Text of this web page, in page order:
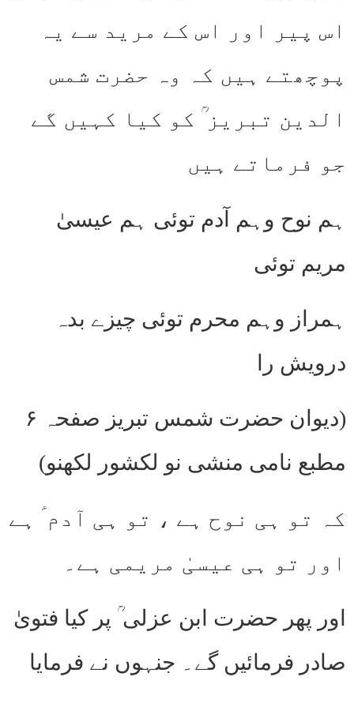
اس پیر اور اس کے مرید سے یہ
پوچھتے ہیں کہ وہ حضرت شمس
الدین تبریز ؒ کو کیا کہیں گے
جو فرماتے ہیں
ہم نوح وہم آدم توئی ہم عیسیٰ
مریم توئی
ہمراز وہم محرم توئی چیزے بدہ
درویش را
(دیوان حضرت شمس تبریز صفحہ ۶
مطبع نامی منشی نو لکشور لکھنو)
کہ تو ہی نوح ہے ، تو ہی آدم ؑ ہے
اور تو ہی عیسیٰ مریمی ہے۔
اور پھر حضرت ابن عزلی ؒ پر کیا فتویٰ
صادر فرمائیں گے۔ جنہوں نے فرمایا